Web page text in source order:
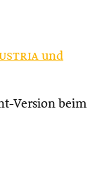
und
Version beim